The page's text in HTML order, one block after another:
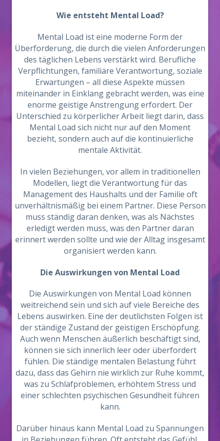
Wie entsteht Mental Load?
Mental Load ist eine moderne Form der
Überforderung, die durch die vielen Anforderungen
des täglichen Lebens verstärkt wird. Berufliche
Verpflichtungen, familiäre Verantwortung, soziale
Erwartungen – all diese Aspekte müssen
miteinander in Einklang gebracht werden, was eine
enorme geistige Anstrengung erfordert. Der
Unterschied zu körperlicher Arbeit liegt darin, dass
Mental Load sich nicht nur auf den Moment
bezieht, sondern auch auf die kontinuierliche
mentale Aktivität.
In vielen Beziehungen, vor allem in traditionellen
Modellen, liegt die Verantwortung für das
Management des Haushalts und der Familie oft
unverhältnismäßig bei einem Partner. Diese Person
muss ständig daran denken, was als Nächstes
erledigt werden muss, was den Partner daran
erinnert werden sollte und wie der Alltag insgesamt
organisiert werden kann.
Die Auswirkungen von Mental Load
Die Auswirkungen von Mental Load können
weitreichend sein und sich auf viele Bereiche des
Lebens auswirken. Eine der deutlichsten Folgen ist
der ständige Zustand der geistigen Erschöpfung.
Auch wenn Menschen äußerlich beschäftigt sind,
können sie sich innerlich leer oder überfordert
fühlen. Die ständige mentalen Belastung führt
dazu, dass das Gehirn nie wirklich zur Ruhe kommt,
was zu Schlafproblemen, erhöhtem Stress und
einer schlechten psychischen Gesundheit führen
kann.
Darüber hinaus kann Mental Load zu Spannungen